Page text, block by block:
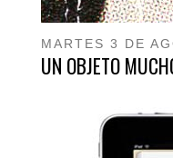
MARTES 3 DE
UN OBJETO